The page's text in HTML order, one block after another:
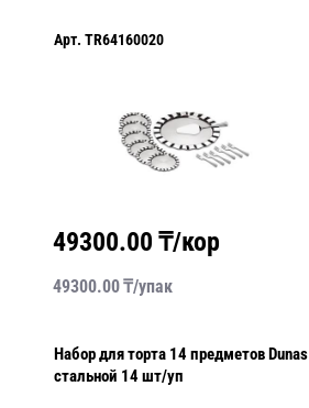
Арт. TR64160020
49300.00 ₸/кор
49300.00₸/упак
Набор для торта 14 предметов Dunas
стальной 14 шт/уп